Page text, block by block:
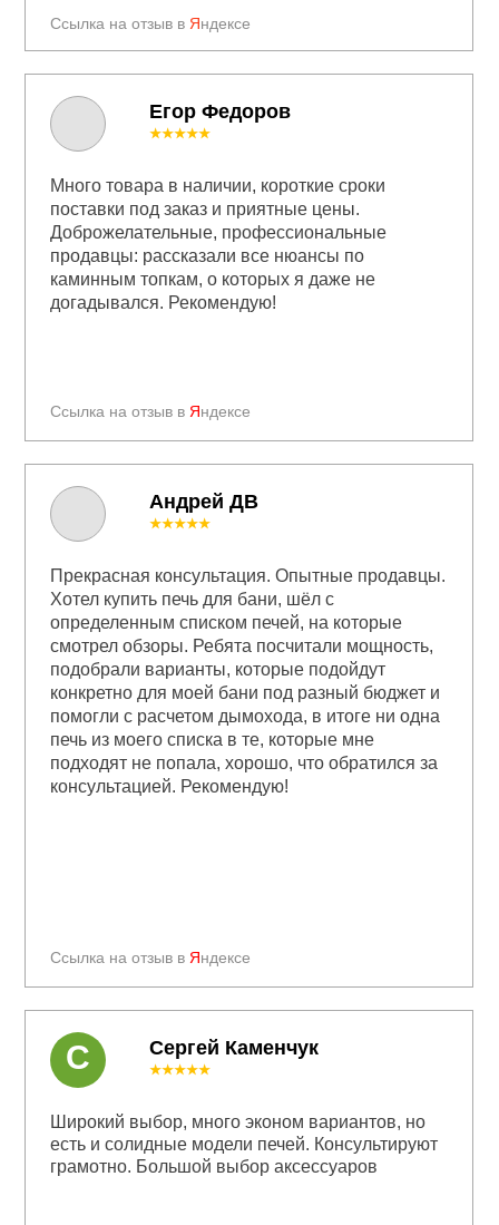
Ссылка на отзыв в Яндексе
Егор Федоров
Ссылка на отзыв в Яндексе
★★★★★
Много товара в наличии, короткие сроки
поставки под заказ и приятные цены.
Доброжелательные, профессиональные
продавцы: рассказали все нюансы по
каминным топкам, о которых я даже не
догадывался. Рекомендую!
Андрей ДВ
Ссылка на отзыв в Яндексе
★★★★★
Прекрасная консультация. Опытные продавцы.
Хотел купить печь для бани, шёл с
определенным списком печей, на которые
смотрел обзоры. Ребята посчитали мощность,
подобрали варианты, которые подойдут
конкретно для моей бани под разный бюджет и
помогли с расчетом дымохода, в итоге ни одна
печь из моего списка в те, которые мне
подходят не попала, хорошо, что обратился за
консультацией. Рекомендую!
Сергей Каменчук
★★★★★
Широкий выбор, много эконом вариантов, но
есть и солидные модели печей. Консультируют
грамотно. Большой выбор аксессуаров
С